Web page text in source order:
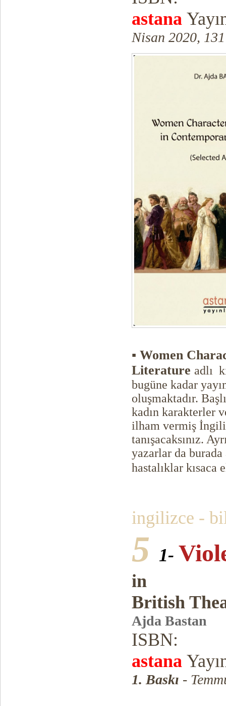
astana
Nisan 2020,
▪ Women
Literature adlı
bugüne kadar
oluşmaktadır.
kadın karakterler
ilham vermiş
tanışacaksınız.
yazarlar da burada
hastalıklar kısaca
ingilizce -
5 1-
in
British
Ajda Bastan
ISBN:
astana
1. Baskı -